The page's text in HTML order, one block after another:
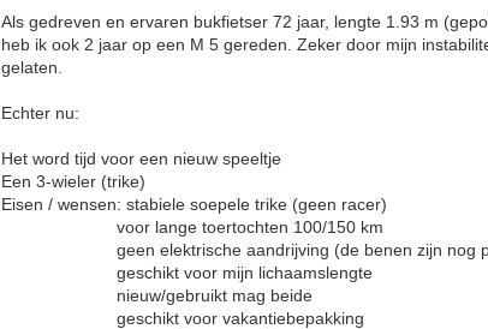
Als gedreven en ervaren bukfietser 72 jaar, lengte 1.93 m
heb ik ook 2 jaar op een M 5 gereden. Zeker door mijn
gelaten.
Echter nu:
Het word tijd voor een nieuw speeltje
Een 3-wieler (trike)
Eisen / wensen: stabiele soepele trike (geen racer)
voor lange toertochten 100/150 km
geen elektrische aandrijving (de benen zijn nog
geschikt voor mijn lichaamslengte
nieuw/gebruikt mag beide
geschikt voor vakantiebepakking